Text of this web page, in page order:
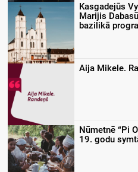
Kasgadejūs
Marijis
bazilikā
Aija Mikele.
Nūmetnē “Pi
19. godu